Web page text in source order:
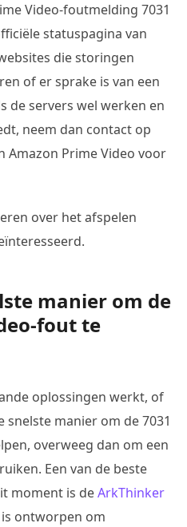
Video-foutmelding 7031
statuspagina van
die storingen
of er sprake is van een
de servers wel werken en
neem dan contact op
Amazon Prime Video voor
over het afspelen
manier om de
fout te
oplossingen werkt, of
snelste manier om de 7031
overweeg dan om een
Een van de beste
moment is deArkThinker
ontworpen om